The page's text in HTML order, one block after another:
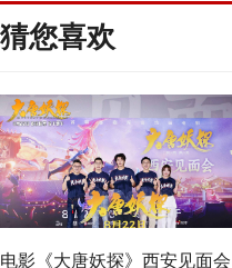
猜您喜欢
电影《大唐妖探》西安见面会